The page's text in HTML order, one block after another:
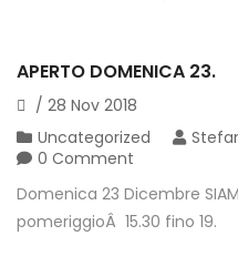
APERTO DOMENICA 23.
/ 28 Nov 2018
Uncategorized
0 Comment
Domenica 23 Dicembre
pomeriggioÂ 15.30 fino 19.